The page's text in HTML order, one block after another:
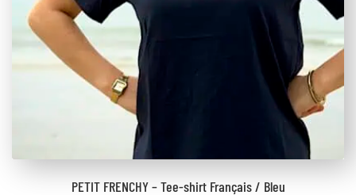
PETIT FRENCHY – Tee-shirt Français / Bleu